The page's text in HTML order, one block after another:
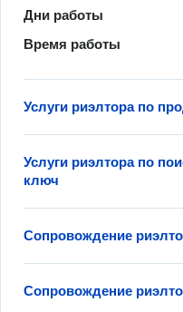
Дни работы
Время работы
Услуги риэлтора по
Услуги риэлтора по
ключ
Сопровождение
Сопровождение